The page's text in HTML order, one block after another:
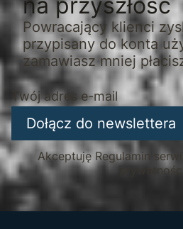
Powracający klienci
przypisany do konta
zamawiasz mniej
Twój adres e-mail
Dołącz do newslettera
Akceptuję Regulamin
prywatności.